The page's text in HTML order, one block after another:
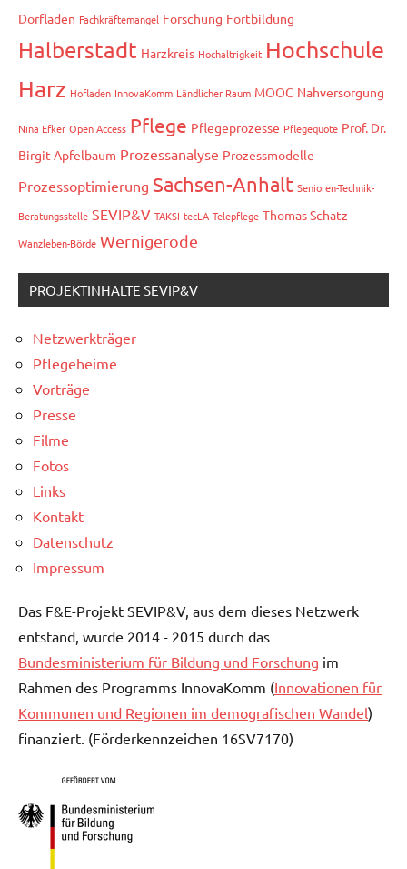
Dorfladen Fachkräftemangel Forschung Fortbildung
Halberstadt Harzkreis Hochaltrigkeit Hochschule
Harz Hofladen InnovaKomm Ländlicher Raum MOOC Nahversorgung
Nina Efker Open Access Pflege Pflegeprozesse Pflegequote Prof. Dr.
Birgit Apfelbaum Prozessanalyse Prozessmodelle
Prozessoptimierung Sachsen-Anhalt Senioren-Technik-
Beratungsstelle SEVIP&V TAKSI tecLA Telepflege Thomas Schatz
Wanzleben-Börde Wernigerode
PROJEKTINHALTE SEVIP&V
Netzwerkträger
Pflegeheime
Vorträge
Presse
Filme
Fotos
Links
Kontakt
Datenschutz
Impressum
Das F&E-Projekt SEVIP&V, aus dem dieses Netzwerk
entstand, wurde 2014 - 2015 durch das
Bundesministerium für Bildung und Forschung im
Rahmen des Programms InnovaKomm (Innovationen für
Kommunen und Regionen im demografischen Wandel)
finanziert. (Förderkennzeichen 16SV7170)